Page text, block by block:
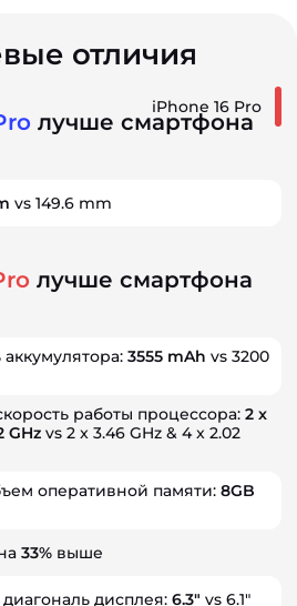
отличия
iPhone 16 Pro
лучше смартфона
vs 149.6 mm
лучше смартфона
3555 mAh vs 3200
работы процессора: 2 x
GHz vs 2 x 3.46 GHz & 4 x 2.02
оперативной памяти: 8GB
33% выше
дисплея: 6.3" vs 6.1"